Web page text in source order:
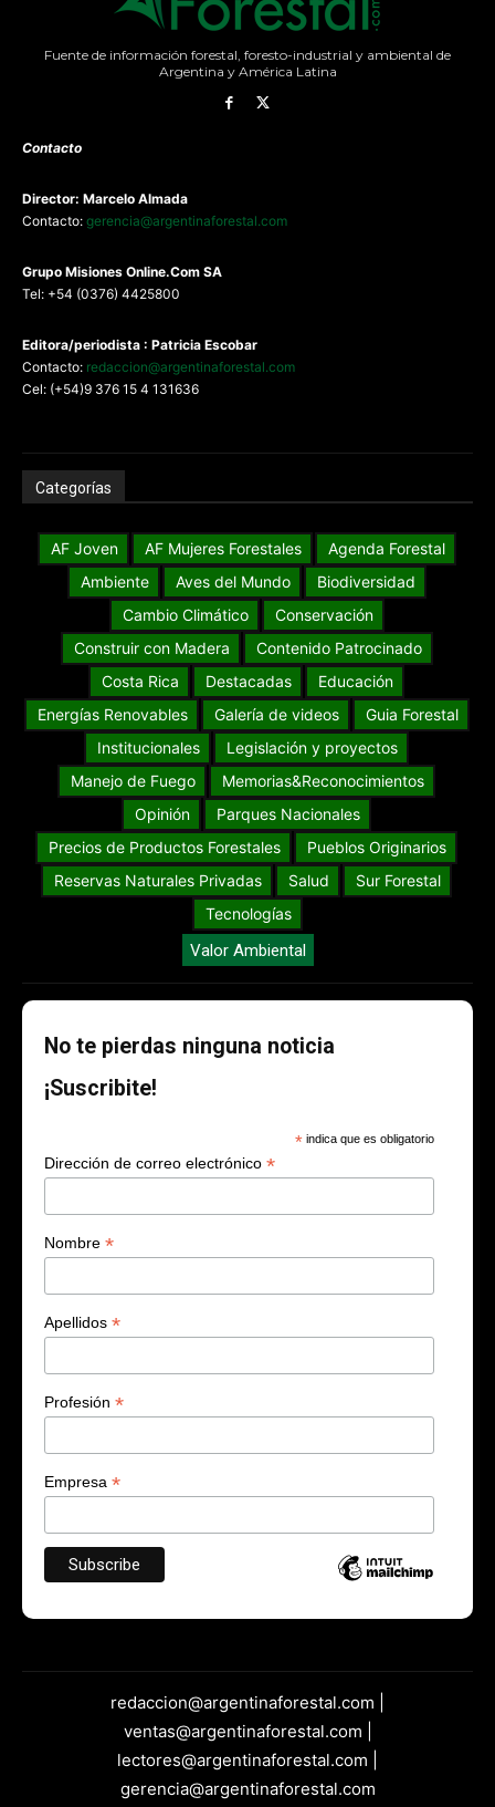
Fuente de información forestal, foresto-industrial y ambiental de
Argentina y América Latina
Contacto
Director: Marcelo Almada
Contacto: gerencia@argentinaforestal.com
Grupo Misiones Online.Com SA
Tel: +54 (0376) 4425800
Editora/periodista : Patricia Escobar
Contacto: redaccion@argentinaforestal.com
Cel: (+54)9 376 15 4 131636
Categorías
AF Joven AF Mujeres Forestales
Agenda Forestal
Ambiente
Aves del Mundo
Biodiversidad
Cambio Climático
Conservación
Construir con Madera
Contenido Patrocinado
Costa Rica
Destacadas
Educación
Energías Renovables
Galería de videos
Guia Forestal
Institucionales
Legislación y proyectos
Manejo de Fuego
Memorias&Reconocimientos
Opinión
Parques Nacionales
Precios de Productos Forestales
Pueblos Originarios
Reservas Naturales Privadas
Salud
Sur Forestal
Tecnologías
Valor Ambiental
No te pierdas ninguna noticia
¡Suscribite!
* indica que es obligatorio
Dirección de correo electrónico *
Nombre *
Apellidos *
Profesión *
Empresa *
redaccion@argentinaforestal.com |
ventas@argentinaforestal.com |
lectores@argentinaforestal.com |
gerencia@argentinaforestal.com